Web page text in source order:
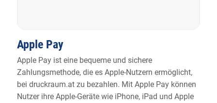
Apple Pay
Apple Pay ist eine bequeme und sichere
Zahlungsmethode, die es Apple-Nutzern ermöglicht,
bei druckraum.at zu bezahlen. Mit Apple Pay können
Nutzer ihre Apple-Geräte wie iPhone, iPad und Apple